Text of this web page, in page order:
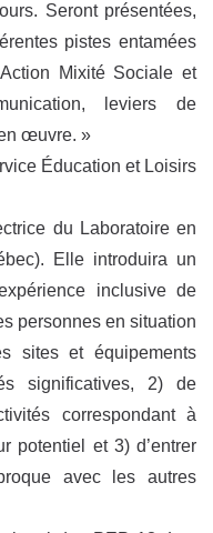
Seront présentées,
pistes entamées
Mixité Sociale et
leviers de
œuvre. »
Éducation et Loisirs
du Laboratoire en
Elle introduira un
inclusive de
personnes en situation
sites et équipements
significatives, 2) de
correspondant à
potentiel et 3) d’entrer
avec les autres